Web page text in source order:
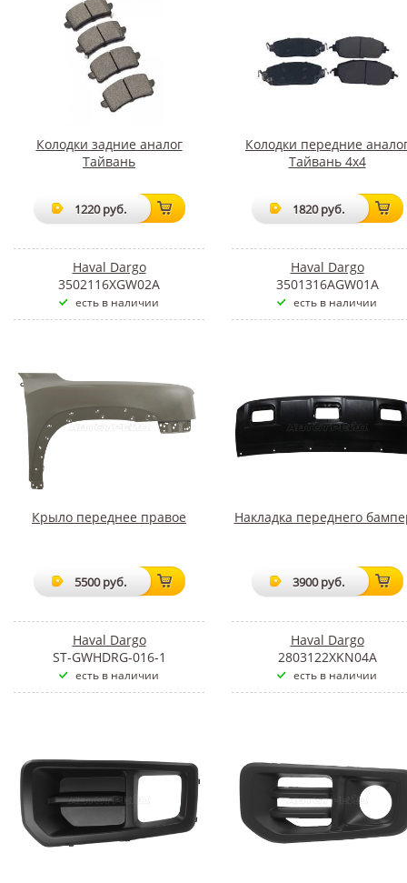
Колодки задние аналог
Тайвань
1220 руб.
Haval Dargo
3502116XGW02A
есть в наличии
Колодки передние
Тайвань 4х4
1820 руб.
Haval Dargo
3501316AGW01A
есть в наличии
Крыло переднее правое
5500 руб.
Haval Dargo
ST-GWHDRG-016-1
есть в наличии
Накладка переднего
3900 руб.
Haval Dargo
2803122XKN04A
есть в наличии